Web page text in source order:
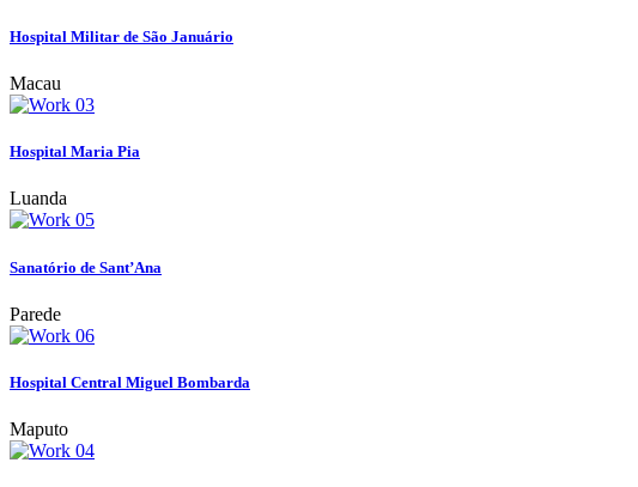
Hospital Militar de São Januário
Macau
Hospital Maria Pia
Luanda
Sanatório de Sant’Ana
Parede
Hospital Central Miguel Bombarda
Maputo